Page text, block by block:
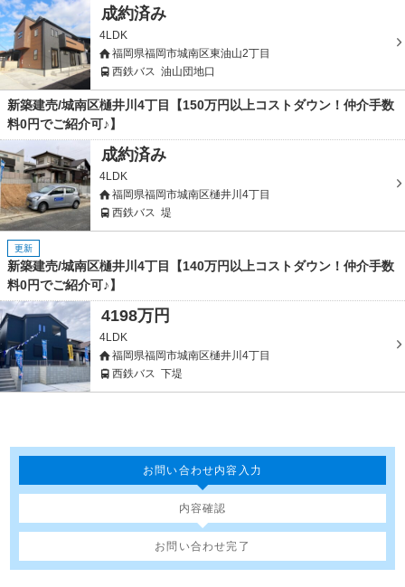
成約済み
4LDK
福岡県福岡市城南区東油山2丁目
西鉄バス 油山団地口
新築建売/城南区樋井川4丁目【150万円以上コストダウン！仲介手数
料0円でご紹介可♪】
成約済み
4LDK
福岡県福岡市城南区樋井川4丁目
西鉄バス 堤
更新
新築建売/城南区樋井川4丁目【140万円以上コストダウン！仲介手数
料0円でご紹介可♪】
4198万円
4LDK
福岡県福岡市城南区樋井川4丁目
西鉄バス 下堤
お問い合わせ内容入力
内容確認
お問い合わせ完了